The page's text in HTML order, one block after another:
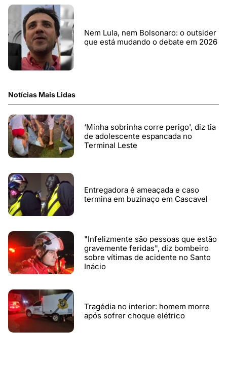
Nem Lula, nem Bolsonaro: o outsider
que está mudando o debate em 2026
Notícias Mais Lidas
‘Minha sobrinha corre perigo', diz tia
de adolescente espancada no
Terminal Leste
Entregadora é ameaçada e caso
termina em buzinaço em Cascavel
"Infelizmente são pessoas que estão
gravemente feridas", diz bombeiro
sobre vítimas de acidente no Santo
Inácio
Tragédia no interior: homem morre
após sofrer choque elétrico